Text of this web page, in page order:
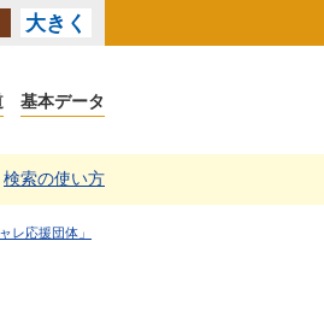
大きく
検索の使い方
レ応援団体」